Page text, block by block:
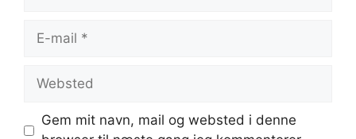
Websted
Gem mit navn, mail og websted i denne